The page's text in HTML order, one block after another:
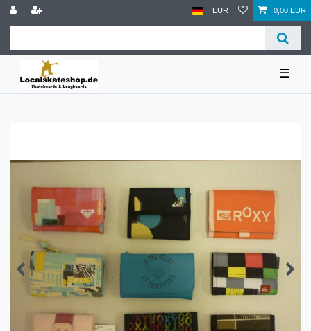
EUR 0,00 EUR
☰